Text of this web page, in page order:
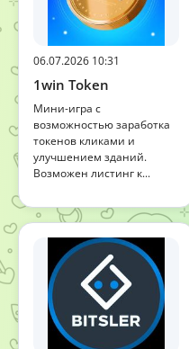
06.07.2026 10:31
1win Token
Мини-игра с
возможностью заработка
токенов кликами и
улучшением зданий.
Возможен листинг к...